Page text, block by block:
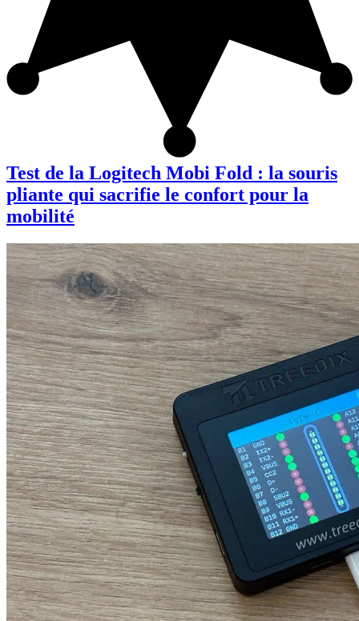
Test de la Logitech Mobi Fold : la souris
pliante qui sacrifie le confort pour la
mobilité